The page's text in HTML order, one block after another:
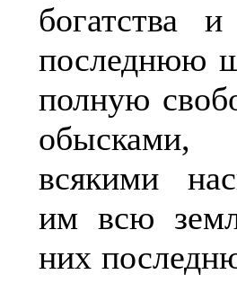
богатства
последнюю
полную
обысками,
всякими
им всю
них